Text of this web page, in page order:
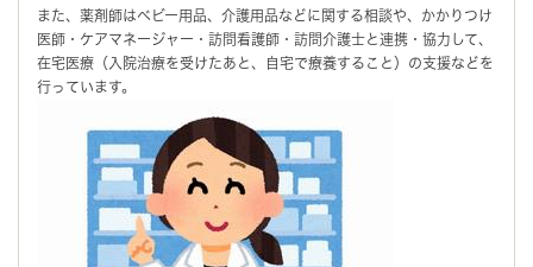
また、薬剤師はベビー用品、介護用品などに関する相談や、かかりつけ
医師・ケアマネージャー・訪問看護師・訪問介護士と連携・協力して、
在宅医療（入院治療を受けたあと、自宅で療養すること）の支援などを
行っています。